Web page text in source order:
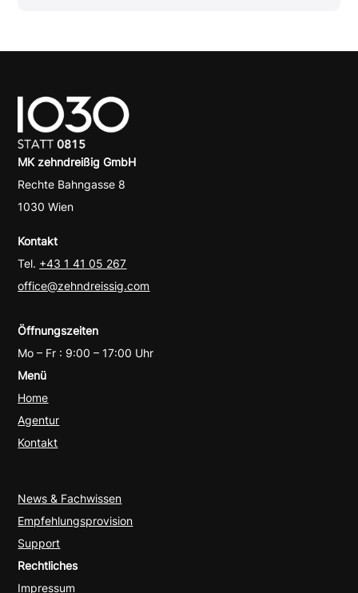
MK zehndreißig GmbH
Rechte Bahngasse 8
1030 Wien
Kontakt
Tel. +43 1 41 05 267
office@zehndreissig.com
Öffnungszeiten
Mo – Fr : 9:00 – 17:00 Uhr
Menü
Home
Agentur
Kontakt
News & Fachwissen
Empfehlungsprovision
Support
Rechtliches
Impressum